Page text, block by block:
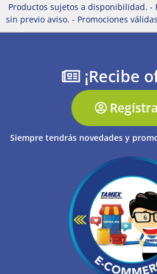
Productos sujetos a disponibilidad. -
sin previo aviso. - Promociones
¡Recibe
Siempre tendrás novedades y